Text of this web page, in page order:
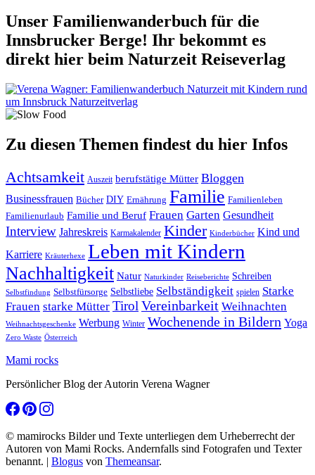
Unser Familienwanderbuch für die
Innsbrucker Berge! Ihr bekommt es
direkt hier beim Naturzeit Reiseverlag
Zu diesen Themen findest du hier Infos
Achtsamkeit Auszeit berufstätige Mütter Bloggen
Businessfrauen Bücher DIY Ernährung Familie Familienleben
Familienurlaub Familie und Beruf Frauen Garten Gesundheit
Interview Jahreskreis Karmakalender Kinder Kinderbücher Kind und
Karriere Kräuterhexe Leben mit Kindern
Nachhaltigkeit Natur Naturkinder Reiseberichte Schreiben
Selbstfindung Selbstfürsorge Selbstliebe Selbständigkeit spielen Starke
Frauen starke Mütter Tirol Vereinbarkeit Weihnachten
Weihnachtsgeschenke Werbung Winter Wochenende in Bildern Yoga
Zero Waste Österreich
Mami rocks
Persönlicher Blog der Autorin Verena Wagner
© mamirocks Bilder und Texte unterliegen dem Urheberrecht der
Autoren von Mami Rocks. Andernfalls sind Fotografen und Texter
benannt. | Blogus von Themeansar.